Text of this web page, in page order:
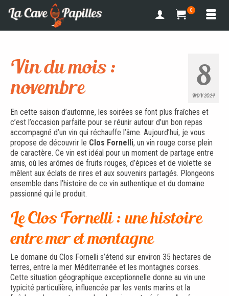
0
8
NOV 2024
Vin du mois :
novembre
En cette saison d’automne, les soirées se font plus fraîches et
c’est l’occasion parfaite pour se réunir autour d’un bon repas
accompagné d’un vin qui réchauffe l’âme. Aujourd’hui, je vous
propose de découvrir le Clos Fornelli, un vin rouge corse plein
de caractère. Ce vin est idéal pour un moment de partage entre
amis, où les arômes de fruits rouges, d’épices et de violette se
mêlent aux éclats de rires et aux souvenirs partagés. Plongeons
ensemble dans l’histoire de ce vin authentique et du domaine
passionné qui le produit.
Le Clos Fornelli : une histoire
entre mer et montagne
Le domaine du Clos Fornelli s’étend sur environ 35 hectares de
terres, entre la mer Méditerranée et les montagnes corses.
Cette situation géographique exceptionnelle donne au vin une
typicité particulière, influencée par les vents marins et la